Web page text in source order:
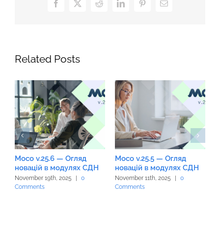
Facebook
X RedditLinkedInPinterestEmail
Related Posts
Moco v.25.6 — Огляд
новацій в модулях СДН
November 19th, 2025
0
Comments
Moco v.25.5 — Огляд
новацій в модулях СДН
November 11th, 2025
0
Comments